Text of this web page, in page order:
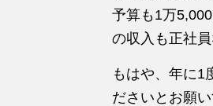
予算も1万
の収入も正社
もはや、年に1
ださいとお願